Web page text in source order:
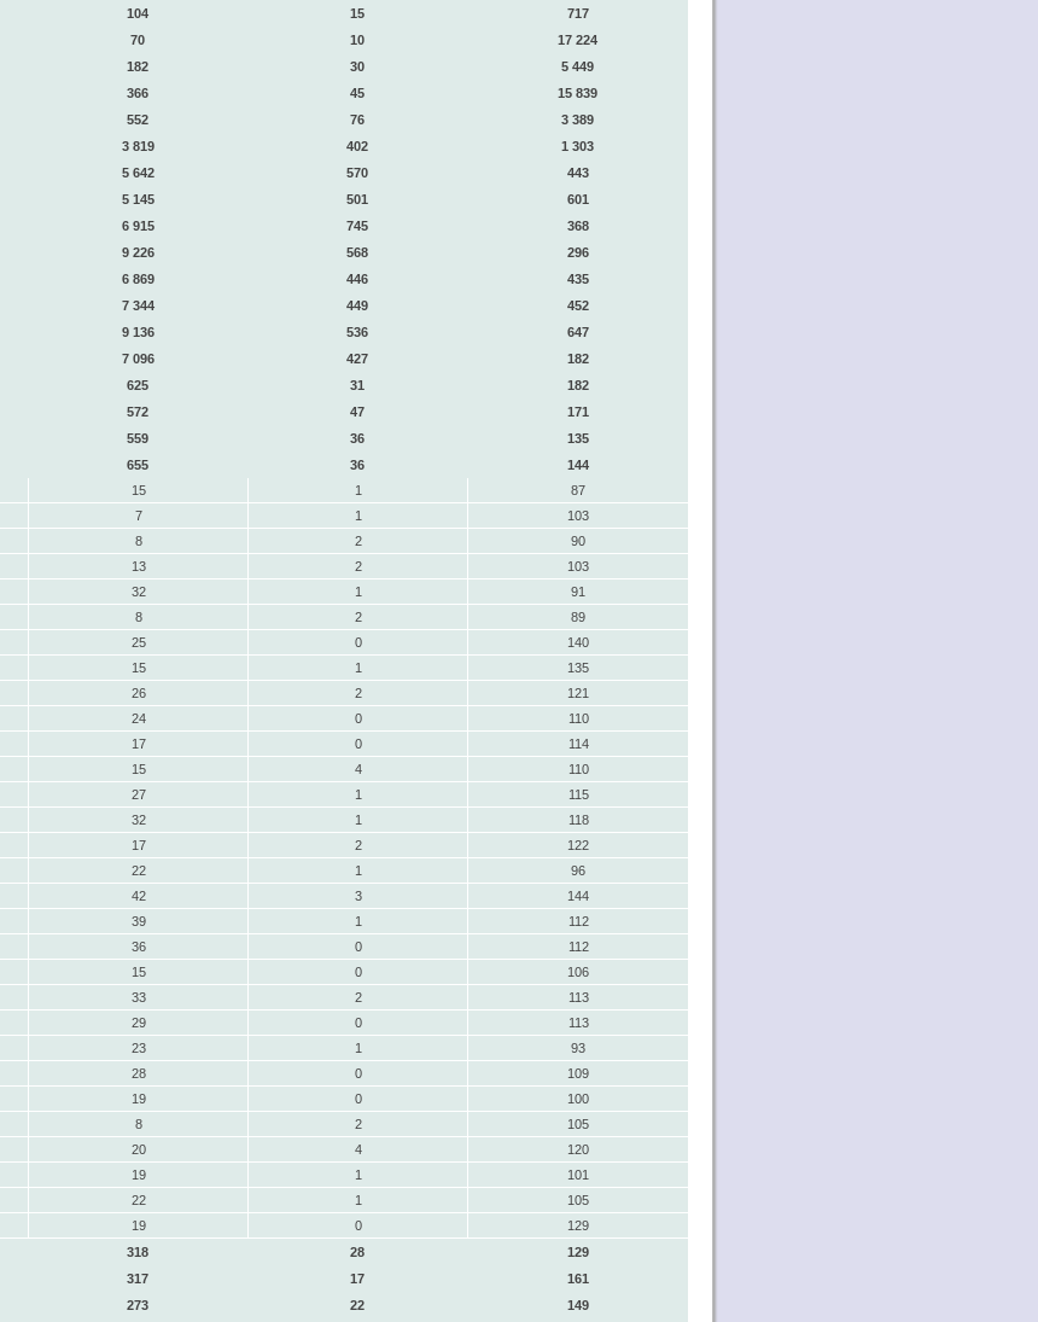
104 15
717
70 10
17 224
182 30
5 449
366 45
15 839
552 76
3 389
3 819 402
1 303
5 642 570
443
5 145 501
601
6 915 745
368
9 226 568
296
6 869 446
435
7 344 449
452
9 136 536
647
7 096 427
182
625 31
182
572 47
171
559 36
135
655 36
144
15 1
87
7 1
103
8 2
90
13 2
103
32 1
91
8 2
89
25 0
140
15 1
135
26 2
121
24 0
110
17 0
114
15 4
110
27 1
115
32 1
118
17 2
122
22 1
96
42 3
144
39 1
112
36 0
112
15 0
106
33 2
113
29 0
113
23 1
93
28 0
109
19 0
100
8 2
105
20 4
120
19 1
101
22 1
105
19 0
129
318 28
129
317 17
161
273 22 149